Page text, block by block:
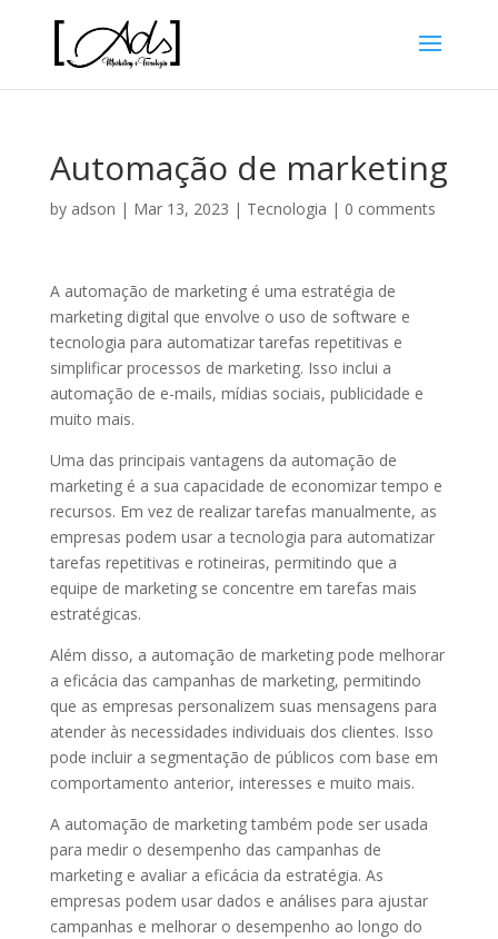
Automação de marketing
by adson | Mar 13, 2023 | Tecnologia | 0 comments
A automação de marketing é uma estratégia de
marketing digital que envolve o uso de software e
tecnologia para automatizar tarefas repetitivas e
simplificar processos de marketing. Isso inclui a
automação de e-mails, mídias sociais, publicidade e
muito mais.
Uma das principais vantagens da automação de
marketing é a sua capacidade de economizar tempo e
recursos. Em vez de realizar tarefas manualmente, as
empresas podem usar a tecnologia para automatizar
tarefas repetitivas e rotineiras, permitindo que a
equipe de marketing se concentre em tarefas mais
estratégicas.
Além disso, a automação de marketing pode melhorar
a eficácia das campanhas de marketing, permitindo
que as empresas personalizem suas mensagens para
atender às necessidades individuais dos clientes. Isso
pode incluir a segmentação de públicos com base em
comportamento anterior, interesses e muito mais.
A automação de marketing também pode ser usada
para medir o desempenho das campanhas de
marketing e avaliar a eficácia da estratégia. As
empresas podem usar dados e análises para ajustar
campanhas e melhorar o desempenho ao longo do